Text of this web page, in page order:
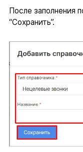
После заполнения
“Сохранить”.